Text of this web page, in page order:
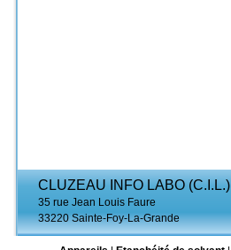
CLUZEAU INFO LABO (C.I.L.)
35 rue Jean Louis Faure
33220 Sainte-Foy-La-Grande